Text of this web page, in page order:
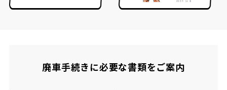
廃車手続きに必要な書類をご案内